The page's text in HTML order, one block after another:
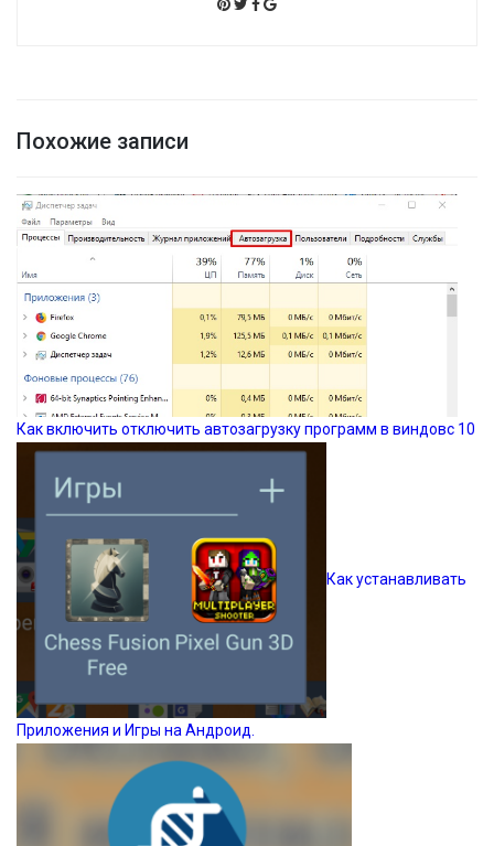
Похожие записи
Как включить отключить автозагрузку программ в виндовс 10
Как устанавливать
Приложения и Игры на Андроид.